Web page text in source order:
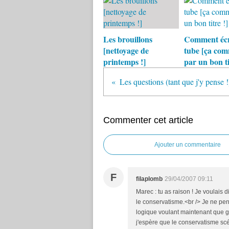
Les brouillons
[nettoyage de
printemps !]
Comment
tube [ça
par un bon
Les questions (tant que j'y pense
Commenter cet article
Ajouter un commentaire
F filaplomb 29/04/2007 09:11
Marec : tu as raison ! Je voulais
le conservatisme.<br /> Je ne
logique voulant maintenant que
j'espère que le conservatisme